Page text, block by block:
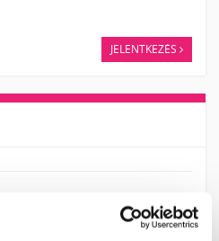
JELENTKEZÉS